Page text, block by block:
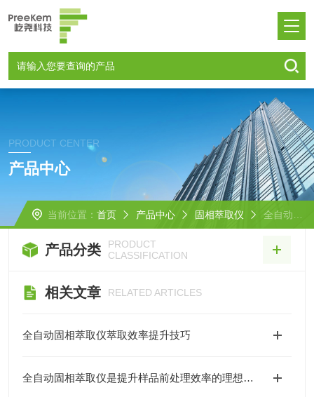
PRODUCT CENTER
产品中心
当前位置： 首页 产品中心 固相萃取仪 全自动固相萃取仪
产品分类
PRODUCT
CLASSIFICATION
相关文章 RELATED ARTICLES
全自动固相萃取仪萃取效率提升技巧
全自动固相萃取仪是提升样品前处理效率的理想选择